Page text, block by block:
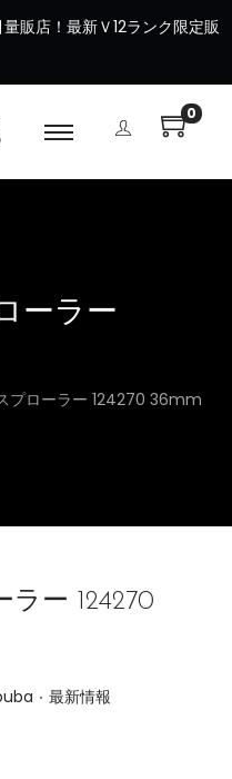
販店！最新Ｖ12ランク限定販
0
ーラー
プローラー 124270 36mm
ー 124270
. 投
最新情報